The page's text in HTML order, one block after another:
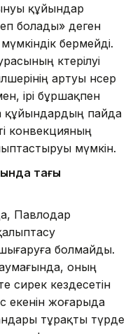
құйындар
болады» деген
бермейді.
көтерілуі
артуы нөсер
ірі бұршақпен
құйындардың пайда
конвекцияның
мүмкін.
тағы
Павлодар
болмайды.
оның
сирек кездесетін
екенін жоғарыда
тұрақты түрде